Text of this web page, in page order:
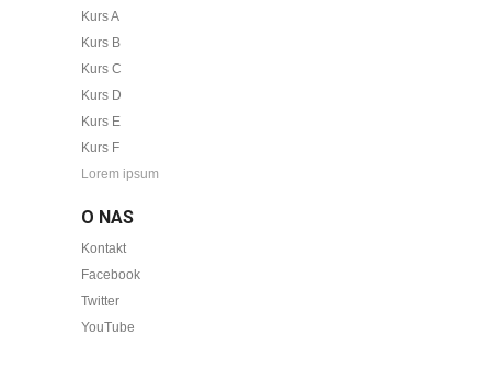
Kurs A
Kurs B
Kurs C
Kurs D
Kurs E
Kurs F
Lorem ipsum
O NAS
Kontakt
Facebook
Twitter
YouTube